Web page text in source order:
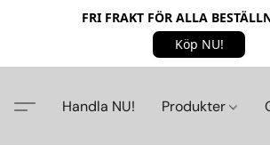
FRI FRAKT FÖR ALLA
Köp NU!
Handla NU! Produkter